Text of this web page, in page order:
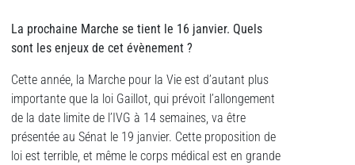
La prochaine Marche se tient le 16 janvier. Quels
sont les enjeux de cet évènement ?
Cette année, la Marche pour la Vie est d’autant plus
importante que la loi Gaillot, qui prévoit l’allongement
de la date limite de l’IVG à 14 semaines, va être
présentée au Sénat le 19 janvier. Cette proposition de
loi est terrible, et même le corps médical est en grande